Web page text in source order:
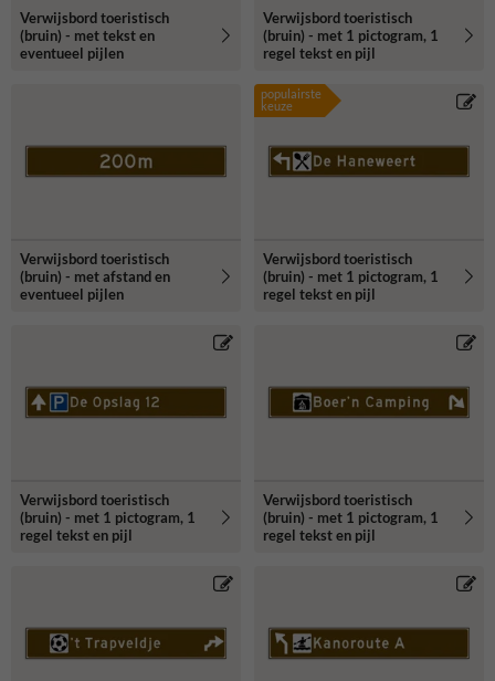
Verwijsbord toeristisch
(bruin) - met tekst en
eventueel pijlen
Verwijsbord toeristisch
(bruin) - met 1 pictogram, 1
regel tekst en pijl
Verwijsbord toeristisch
(bruin) - met afstand en
eventueel pijlen
populairste
keuze
Verwijsbord toeristisch
(bruin) - met 1 pictogram, 1
regel tekst en pijl
Verwijsbord toeristisch
(bruin) - met 1 pictogram, 1
regel tekst en pijl
Verwijsbord toeristisch
(bruin) - met 1 pictogram, 1
regel tekst en pijl